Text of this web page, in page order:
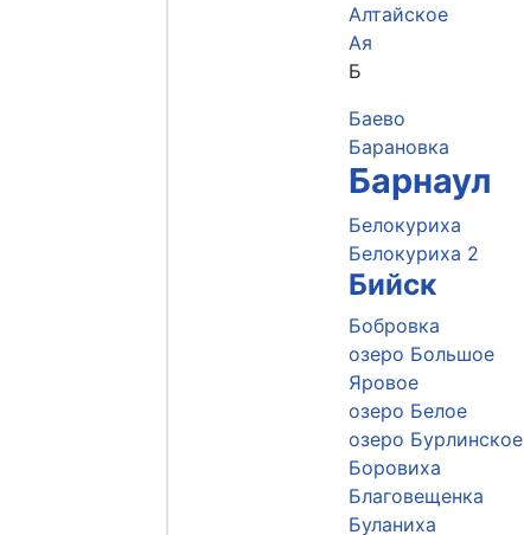
Алтайское
Ая
Б
Баево
Барановка
Барнаул
Белокуриха
Белокуриха 2
Бийск
Бобровка
озеро Большое
Яровое
озеро Белое
озеро Бурлинское
Боровиха
Благовещенка
Буланиха